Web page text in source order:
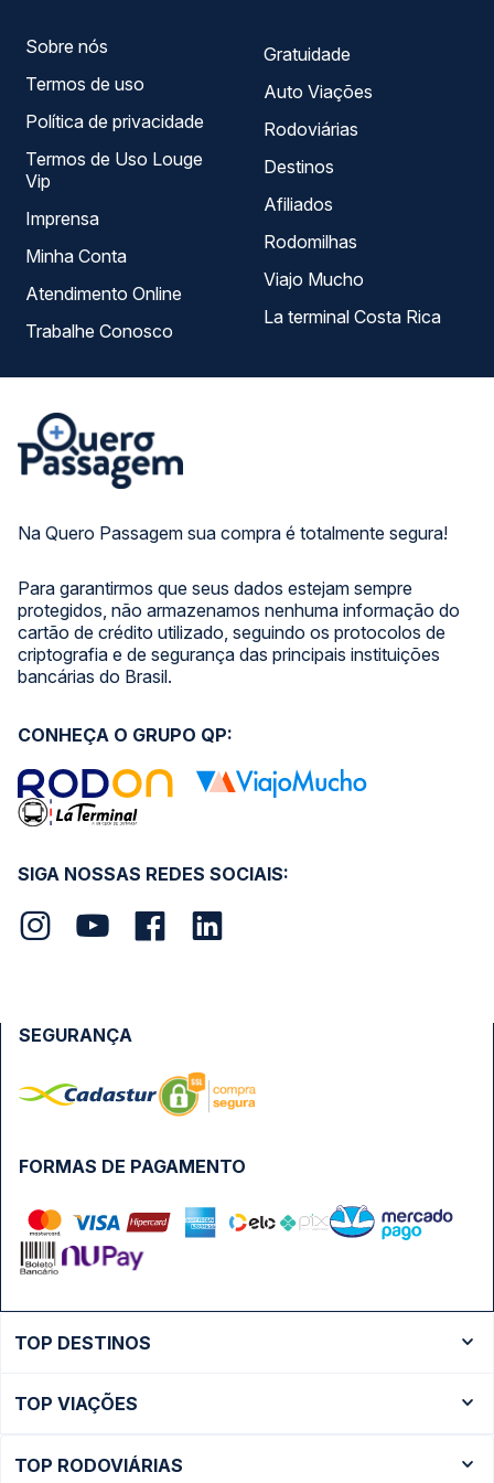
Na Quero Passagem sua compra é totalmente segura!
Para garantirmos que seus dados estejam sempre
protegidos, não armazenamos nenhuma informação do
cartão de crédito utilizado, seguindo os protocolos de
criptografia e de segurança das principais instituições
bancárias do Brasil.
Sobre nós
Termos de uso
Política de privacidade
Termos de Uso Louge
Vip
Imprensa
Minha Conta
Atendimento Online
Trabalhe Conosco
Gratuidade
Auto Viações
Rodoviárias
Destinos
Afiliados
Rodomilhas
Viajo Mucho
La terminal Costa Rica
SIGA NOSSAS REDES SOCIAIS:
CONHEÇA O GRUPO QP:
FORMAS DE PAGAMENTO
SEGURANÇA
TOP DESTINOS
Ônibus São Paulo
TOP VIAÇÕES
TOP RODOVIÁRIAS